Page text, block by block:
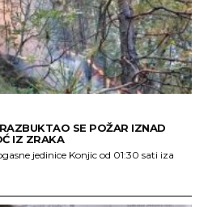
SE POŽAR IZNAD
IZ ZRAKA
jedinice Konjic od 01:30 sati iza